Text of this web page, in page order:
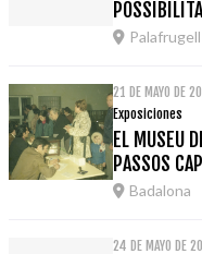
Palafrugell
21 DE MAYO DE
Exposiciones
EL MUSEU
PASSOS
Badalona
24 DE MAYO DE